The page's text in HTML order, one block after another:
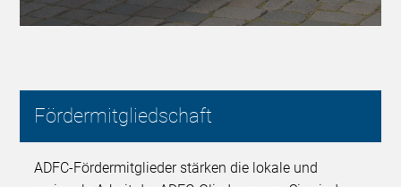
Fördermitgliedschaft
ADFC-Fördermitglieder stärken die lokale und